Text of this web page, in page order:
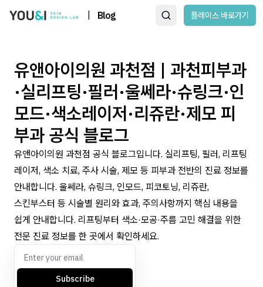
Blog 플레이스 바로가기
유앤아이의원 과천점 | 과천피부과
·실리프팅·필러·울쎄라·슈링크·인
모드·색소레이저·리쥬란·제모 피
부과 공식 블로그
유앤아이의원 과천점 공식 블로그입니다. 실리프팅, 필러, 리프팅
레이저, 색소 치료, 주사 시술, 제모 등 피부과 전반의 진료 정보를
안내합니다. 울쎄라, 슈링크, 인모드, 피코토닝, 리쥬란,
스킨부스터 등 시술별 원리와 효과, 주의사항까지 핵심 내용을
쉽게 안내합니다. 리프팅부터 색소·모공·주름 고민 해결을 위한
전문 진료 정보를 한 곳에서 확인하세요.
Subscribe